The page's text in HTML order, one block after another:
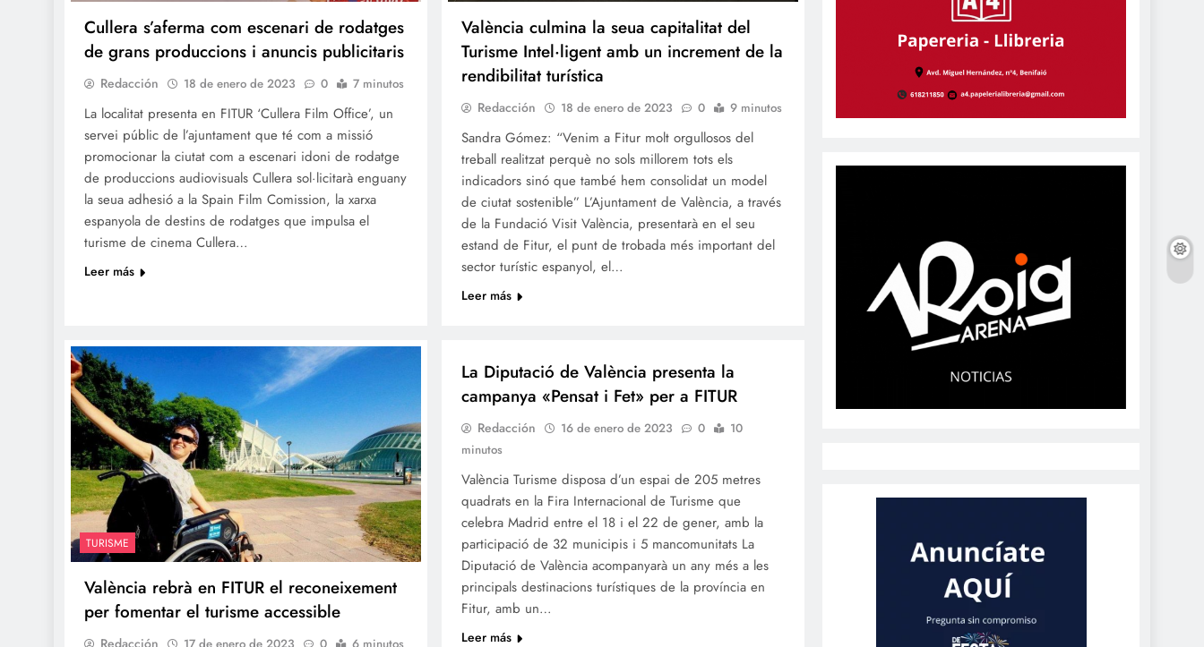
Cullera s’aferma com escenari de rodatges
de grans produccions i anuncis publicitaris
Redacción 18 de enero de 2023 0 7 minutos
La localitat presenta en FITUR ‘Cullera Film Office’, un
servei públic de l’ajuntament que té com a missió
promocionar la ciutat com a escenari idoni de rodatge
de produccions audiovisuals Cullera sol·licitarà enguany
la seua adhesió a la Spain Film Comission, la xarxa
espanyola de destins de rodatges que impulsa el
turisme de cinema Cullera…
Leer más
València culmina la seua capitalitat del
Turisme Intel·ligent amb un increment de la
rendibilitat turística
Redacción 18 de enero de 2023 0 9 minutos
Sandra Gómez: “Venim a Fitur molt orgullosos del
treball realitzat perquè no sols millorem tots els
indicadors sinó que també hem consolidat un model
de ciutat sostenible” L’Ajuntament de València, a través
de la Fundació Visit València, presentarà en el seu
estand de Fitur, el punt de trobada més important del
sector turístic espanyol, el…
Leer más
TURISME
València rebrà en FITUR el reconeixement
per fomentar el turisme accessible
La Diputació de València presenta la
campanya «Pensat i Fet» per a FITUR
Redacción 16 de enero de 2023 0
10
minutos
València Turisme disposa d’un espai de 205 metres
quadrats en la Fira Internacional de Turisme que
celebra Madrid entre el 18 i el 22 de gener, amb la
participació de 32 municipis i 5 mancomunitats La
Diputació de València acompanyarà un any més a les
principals destinacions turístiques de la província en
Fitur, amb un…
Leer más